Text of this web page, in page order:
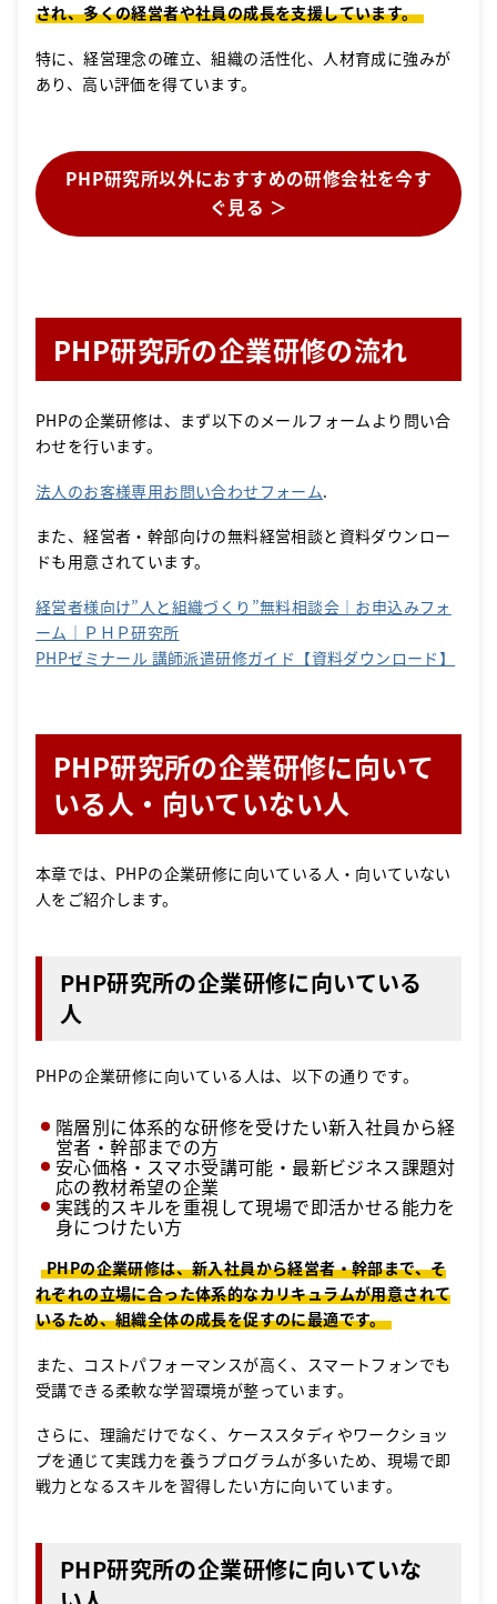
され、多くの経営者や社員の成長を支援しています。
特に、経営理念の確立、組織の活性化、人材育成に強みが
あり、高い評価を得ています。
PHP研究所以外におすすめの研修会社を今す
ぐ見る ＞
PHP研究所の企業研修の流れ
PHPの企業研修は、まず以下のメールフォームより問い合
わせを行います。
法人のお客様専用お問い合わせフォーム.
また、経営者・幹部向けの無料経営相談と資料ダウンロー
ドも用意されています。
経営者様向け”人と組織づくり”無料相談会｜お申込みフォ
ーム｜ＰＨＰ研究所
PHPゼミナール 講師派遣研修ガイド【資料ダウンロード】
PHP研究所の企業研修に向いて
いる人・向いていない人
本章では、PHPの企業研修に向いている人・向いていない
人をご紹介します。
PHP研究所の企業研修に向いている
人
PHPの企業研修に向いている人は、以下の通りです。
階層別に体系的な研修を受けたい新入社員から経
営者・幹部までの方
安心価格・スマホ受講可能・最新ビジネス課題対
応の教材希望の企業
実践的スキルを重視して現場で即活かせる能力を
身につけたい方
PHPの企業研修は、新入社員から経営者・幹部まで、そ
れぞれの立場に合った体系的なカリキュラムが用意されて
いるため、組織全体の成長を促すのに最適です。
また、コストパフォーマンスが高く、スマートフォンでも
受講できる柔軟な学習環境が整っています。
さらに、理論だけでなく、ケーススタディやワークショッ
プを通じて実践力を養うプログラムが多いため、現場で即
戦力となるスキルを習得したい方に向いています。
PHP研究所の企業研修に向いていな